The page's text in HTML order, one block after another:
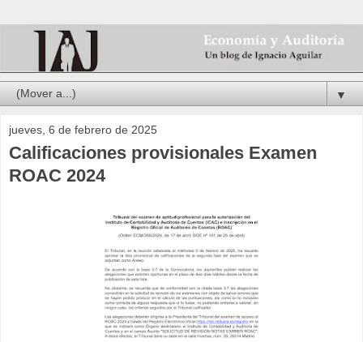
▼
jueves, 6 de febrero de 2025
Calificaciones provisionales Examen
ROAC 2024